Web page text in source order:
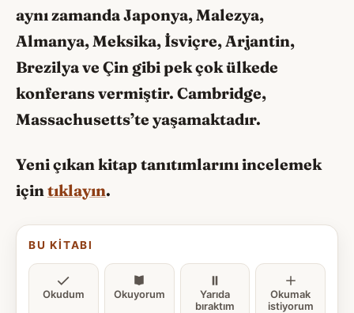
aynı zamanda Japonya, Malezya,
Almanya, Meksika, İsviçre, Arjantin,
Brezilya ve Çin gibi pek çok ülkede
konferans vermiştir. Cambridge,
Massachusetts’te yaşamaktadır.
Yeni çıkan kitap tanıtımlarını incelemek
içintıklayın.
BU KITABI
Okudum Okuyorum
Yarıda
bıraktım
Okumak
istiyorum